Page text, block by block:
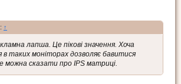
↑
лапша. Це пікові значення. Хоча
в таких моніторах дозволяє бавитися
сказати про IPS матриці.